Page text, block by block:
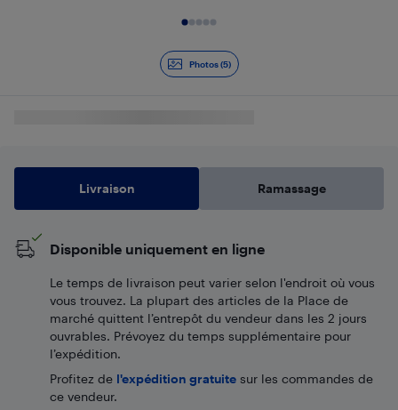
Photos (5)
Livraison Ramassage
Disponible uniquement en ligne
Le temps de livraison peut varier selon l'endroit où vous
vous trouvez. La plupart des articles de la Place de
marché quittent l’entrepôt du vendeur dans les 2 jours
ouvrables. Prévoyez du temps supplémentaire pour
l’expédition.
Profitez de l'expédition gratuite sur les commandes de
ce vendeur.